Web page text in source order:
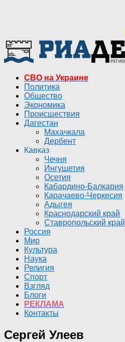
СВО на Украине
Политика
Общество
Экономика
Происшествия
Дагестан
Махачкала
Дербент
Кавказ
Чечня
Ингушетия
Осетия
Кабардино-Балкария
Карачаево-Черкесия
Адыгея
Краснодарский край
Ставропольский край
Россия
Мир
Культура
Наука
Религия
Спорт
Взгляд
Блоги
РЕКЛАМА
Контакты
Сергей Улеев